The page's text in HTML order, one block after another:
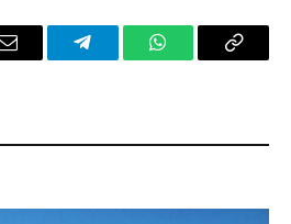
Email TelegramWhatsAppCopy